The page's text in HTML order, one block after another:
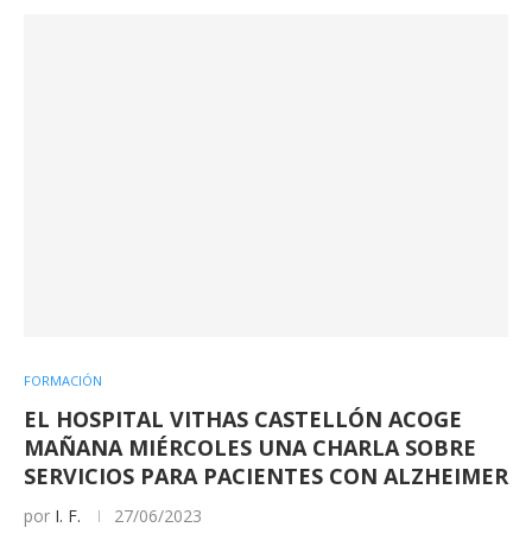
FORMACIÓN
EL HOSPITAL VITHAS CASTELLÓN ACOGE
MAÑANA MIÉRCOLES UNA CHARLA SOBRE
SERVICIOS PARA PACIENTES CON ALZHEIMER
por I. F. 27/06/2023